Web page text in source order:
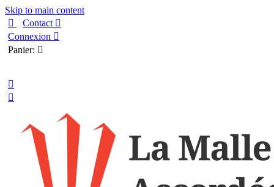
Skip to main content

Contact 
Connexion 
Panier: 

